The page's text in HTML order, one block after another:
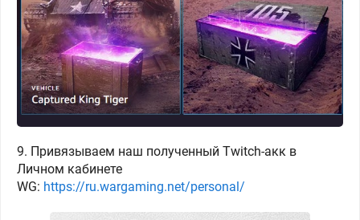
9. Привязываем наш полученный Twitch-акк в
Личном кабинете
WG: https://ru.wargaming.net/personal/